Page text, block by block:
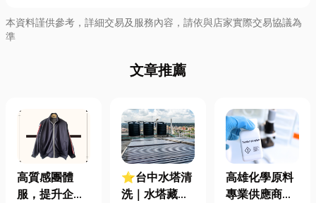
本資料謹供參考，詳細交易及服務內容，請依與店家實際交易協議為
準
文章推薦
高質感團體
服，提升企業
⭐台中水塔清
洗｜水塔藏汙
高雄化學原料
專業供應商｜